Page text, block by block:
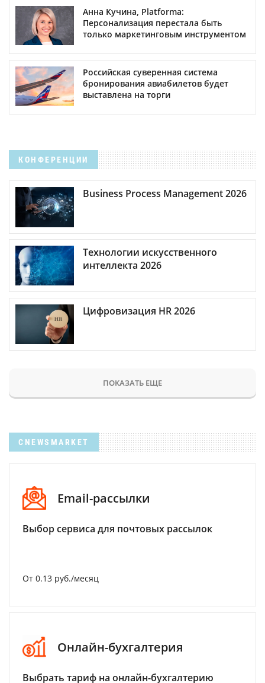
Анна Кучина, Platforma:
Персонализация перестала быть
только маркетинговым инструментом
Российская суверенная система
бронирования авиабилетов будет
выставлена на торги
КОНФЕРЕНЦИИ
Business Process Management 2026
Технологии искусственного
интеллекта 2026
Цифровизация HR 2026
ПОКАЗАТЬ ЕЩЕ
CNEWSMARKET
Email-рассылки
Выбор сервиса для почтовых рассылок
От 0.13 руб./месяц
Онлайн-бухгалтерия
Выбрать тариф на онлайн-бухгалтерию